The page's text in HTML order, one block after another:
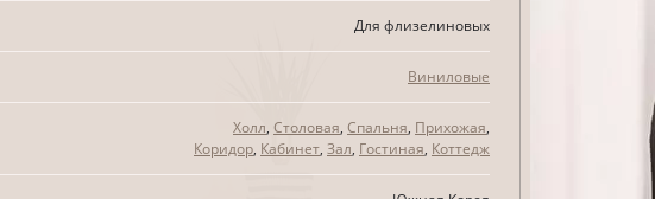
Для флизелиновых
Виниловые
Холл, Столовая, Спальня, Прихожая,
Коридор, Кабинет, Зал, Гостиная, Коттедж